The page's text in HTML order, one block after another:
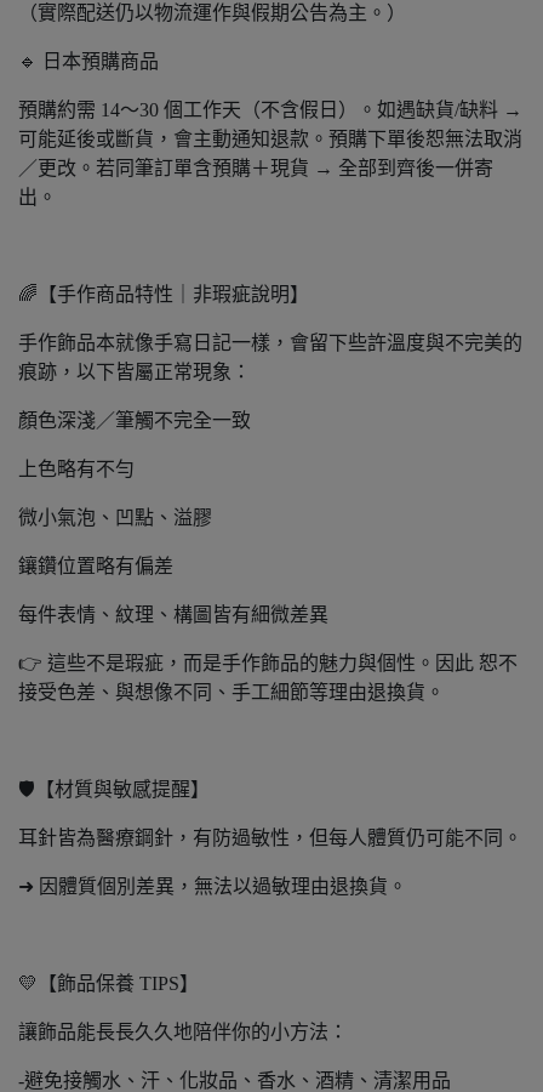
（實際配送仍以物流運作與假期公告為主。）
🔹 日本預購商品
預購約需 14～30 個工作天（不含假日）。如遇缺貨/缺料 →
可能延後或斷貨，會主動通知退款。預購下單後恕無法取消
／更改。若同筆訂單含預購＋現貨 → 全部到齊後一併寄
出。
🌈【手作商品特性｜非瑕疵說明】
手作飾品本就像手寫日記一樣，會留下些許溫度與不完美的
痕跡，以下皆屬正常現象：
顏色深淺／筆觸不完全一致
上色略有不勻
微小氣泡、凹點、溢膠
鑲鑽位置略有偏差
每件表情、紋理、構圖皆有細微差異
👉 這些不是瑕疵，而是手作飾品的魅力與個性。因此 恕不
接受色差、與想像不同、手工細節等理由退換貨。
🛡️【材質與敏感提醒】
耳針皆為醫療鋼針，有防過敏性，但每人體質仍可能不同。
➜ 因體質個別差異，無法以過敏理由退換貨。
💛【飾品保養 TIPS】
讓飾品能長長久久地陪伴你的小方法：
-避免接觸水、汗、化妝品、香水、酒精、清潔用品